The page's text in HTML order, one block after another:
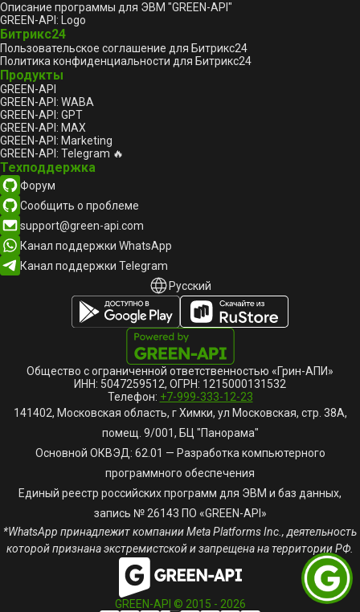
Описание программы для ЭВМ "GREEN-API"
GREEN-API: Logo
Битрикс24
Пользовательское соглашение для Битрикс24
Политика конфиденциальности для Битрикс24
Продукты
GREEN-API
GREEN-API: WABA
GREEN-API: GPT
GREEN-API: MAX
GREEN-API: Marketing
GREEN-API: Telegram 🔥
Техподдержка
Форум
Сообщить о проблеме
support@green-api.com
Канал поддержки WhatsApp
Канал поддержки Telegram
Русский
Русский
English
Общество с ограниченной ответственностью «Грин-АПИ»
ИНН: 5047259512, ОГРН: 1215000131532
Телефон: +7-999-333-12-23
141402, Московская область, г Химки, ул Московская, стр. 38А,
помещ. 9/001, БЦ "Панорама"
Основной ОКВЭД: 62.01 — Разработка компьютерного
программного обеспечения
Единый реестр российских программ для ЭВМ и баз данных,
запись № 26143 ПО «GREEN-API»
*WhatsApp принадлежит компании Meta Platforms Inc., деятельность
которой признана экстремистской и запрещена на территории РФ.
GREEN-API © 2015 - 2026